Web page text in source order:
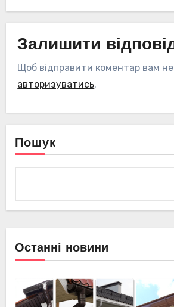
Залишити
Щоб відправити коментар вам
авторизуватись.
Пошук
Останні новини